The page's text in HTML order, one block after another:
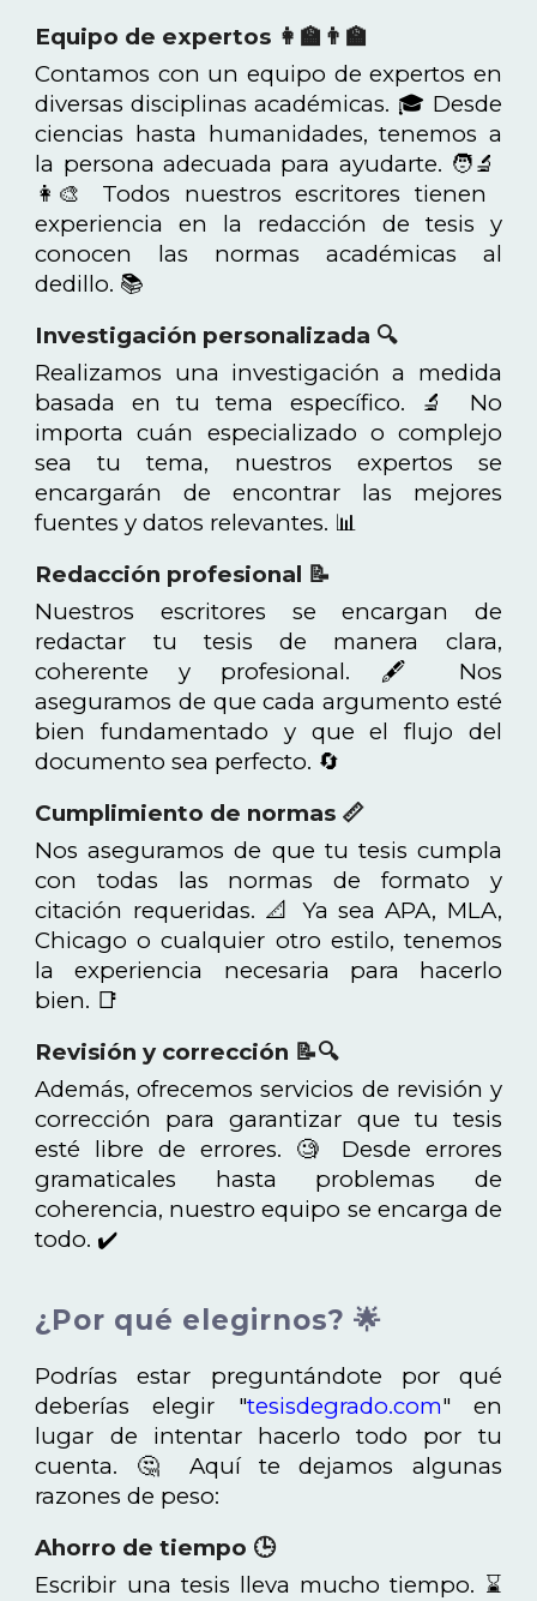
Equipo de expertos 👩‍🏫👨‍🏫
Contamos con un equipo de expertos en
diversas disciplinas académicas. 🎓 Desde
ciencias hasta humanidades, tenemos a
la persona adecuada para ayudarte. 🧑‍🔬
👩‍🎨 Todos nuestros escritores tienen
experiencia en la redacción de tesis y
conocen las normas académicas al
dedillo. 📚
Investigación personalizada 🔍
Realizamos una investigación a medida
basada en tu tema específico. 🔬 No
importa cuán especializado o complejo
sea tu tema, nuestros expertos se
encargarán de encontrar las mejores
fuentes y datos relevantes. 📊
Redacción profesional 📝
Nuestros escritores se encargan de
redactar tu tesis de manera clara,
coherente y profesional. 🖋️ Nos
aseguramos de que cada argumento esté
bien fundamentado y que el flujo del
documento sea perfecto. 🔄
Cumplimiento de normas 📏
Nos aseguramos de que tu tesis cumpla
con todas las normas de formato y
citación requeridas. 📐 Ya sea APA, MLA,
Chicago o cualquier otro estilo, tenemos
la experiencia necesaria para hacerlo
bien. 📑
Revisión y corrección 📝🔍
Además, ofrecemos servicios de revisión y
corrección para garantizar que tu tesis
esté libre de errores. 🧐 Desde errores
gramaticales hasta problemas de
coherencia, nuestro equipo se encarga de
todo. ✔️
¿Por qué elegirnos? 🌟
Podrías estar preguntándote por qué
deberías elegir "tesisdegrado.com" en
lugar de intentar hacerlo todo por tu
cuenta. 🤔 Aquí te dejamos algunas
razones de peso:
Ahorro de tiempo 🕒
Escribir una tesis lleva mucho tiempo. ⌛